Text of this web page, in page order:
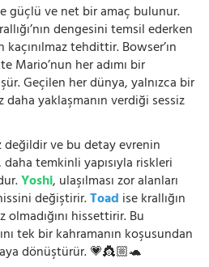
güçlü ve net bir amaç bulunur.
dengesini temsil ederken
tehdittir. Bowser’ın
Mario’nun her adımı bir
Geçilen her dünya, yalnızca bir
daha yaklaşmanın verdiği sessiz
değildir ve bu detay evrenin
daha temkinli yapısıyla riskleri
Yoshi, ulaşılması zor alanları
değiştirir.Toad ise krallığın
hissettirir. Bu
tek bir kahramanın koşusundan
dönüştürür. 💗👸🏼🐢